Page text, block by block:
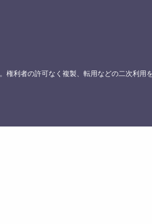
利者の許可なく複製、転用などの二次利用